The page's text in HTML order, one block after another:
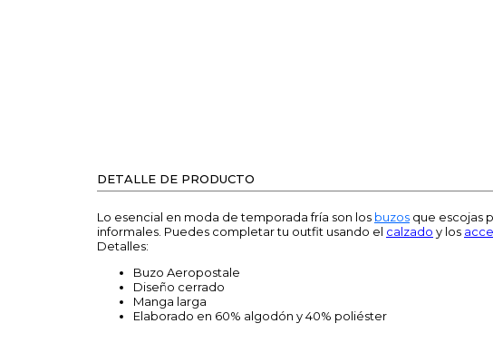
DETALLE DE PRODUCTO
Lo esencial en moda de temporada fría son los buzos que escojas
informales. Puedes completar tu outfit usando el calzado y los
Detalles:
Buzo Aeropostale
Diseño cerrado
Manga larga
Elaborado en 60% algodón y 40% poliéster